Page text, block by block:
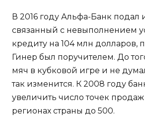
В 2016 году Альфа-Банк подал
связанный с невыполнением
кредиту на 104 млн долларов,
Гинер был поручителем. До
мяч в кубковой игре и не
так изменится. К 2008 году
увеличить число точек продаж
регионах страны до 500.